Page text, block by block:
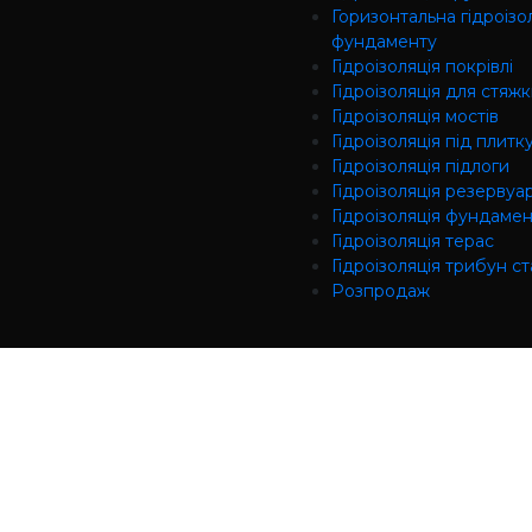
Горизонтальна
фундаменту
Гідроізоляція покрівлі
Гідроізоляція для
Гідроізоляція мостів
Гідроізоляція під
Гідроізоляція підлоги
Гідроізоляція
Гідроізоляція
Гідроізоляція терас
Гідроізоляція трибун
Розпродаж